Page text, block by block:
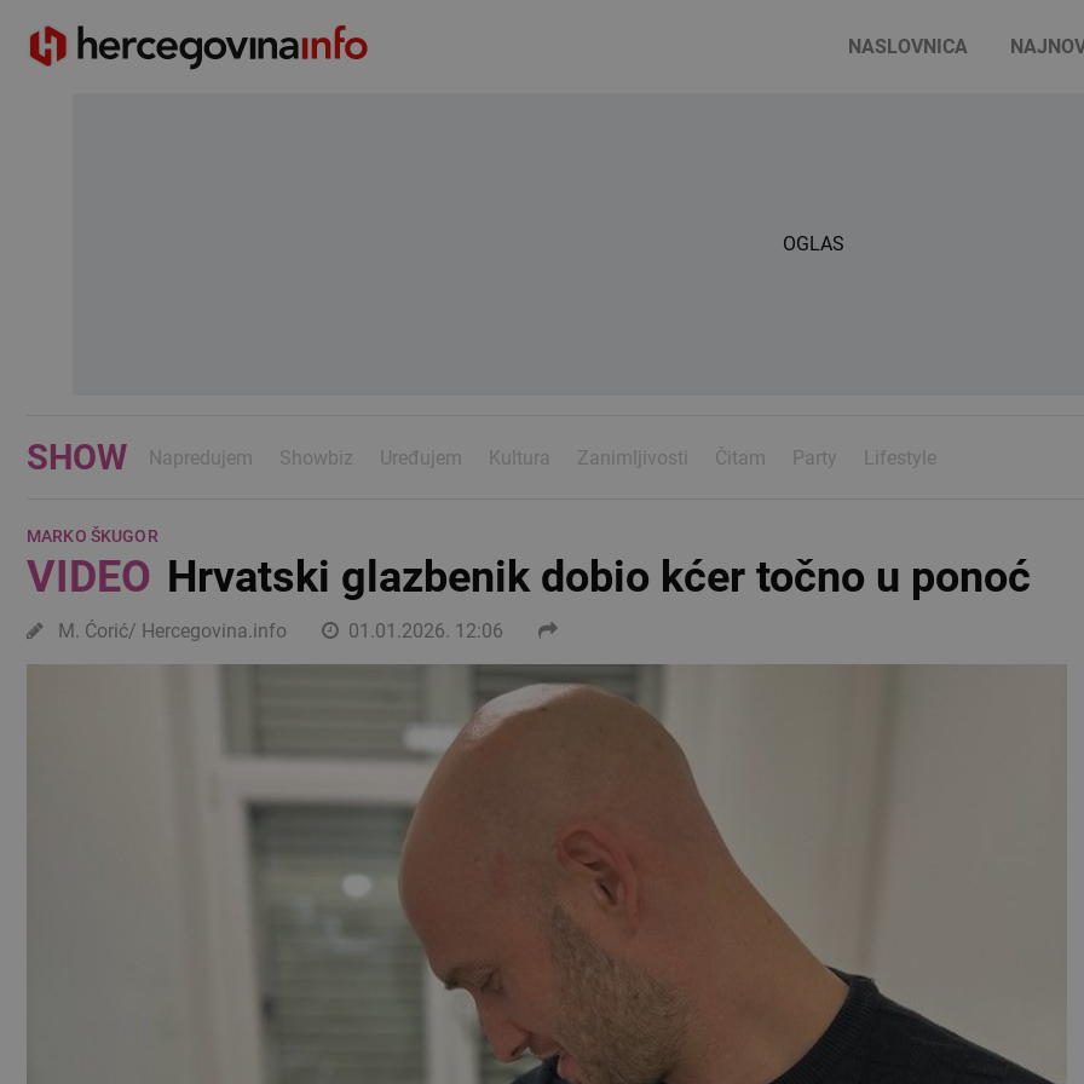
NASLOVNICA
OGLAS
SHOW Napredujem Showbiz Uređujem Kultura Zanimljivosti Čitam Party Lifestyle
MARKO ŠKUGOR
VIDEOHrvatski glazbenik dobio kćer točno u ponoć
M. Ćorić/ Hercegovina.info 01.01.2026. 12:06